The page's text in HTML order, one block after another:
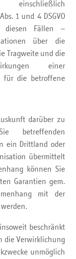
einschließlich
1 und 4 DSGVO
Fällen –
über die
Tragweite und die
einer
für die betroffene
darüber zu
betreffenden
ein Drittland oder
übermittelt
können Sie
Garantien gem.
mit der
beschränkt
die Verwirklichung
unmöglich